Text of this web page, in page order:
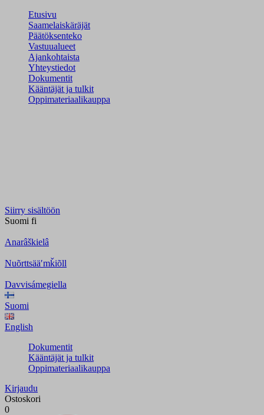
Etusivu
Saamelaiskäräjät
Päätöksenteko
Vastuualueet
Ajankohtaista
Yhteystiedot
Dokumentit
Kääntäjät ja tulkit
Oppimateriaalikauppa
Siirry sisältöön
Suomi fi
Anarâškielâ
Nuõrttsääʹmǩiõll
Davvisámegiella
Suomi
English
Dokumentit
Kääntäjät ja tulkit
Oppimateriaalikauppa
Kirjaudu
Ostoskori
0